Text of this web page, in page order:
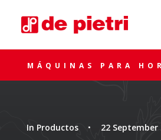
MÁQUINAS PARA
In Productos • 22 September